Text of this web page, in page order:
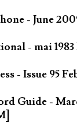
- June
- mai 1983
- Issue 95
Guide -